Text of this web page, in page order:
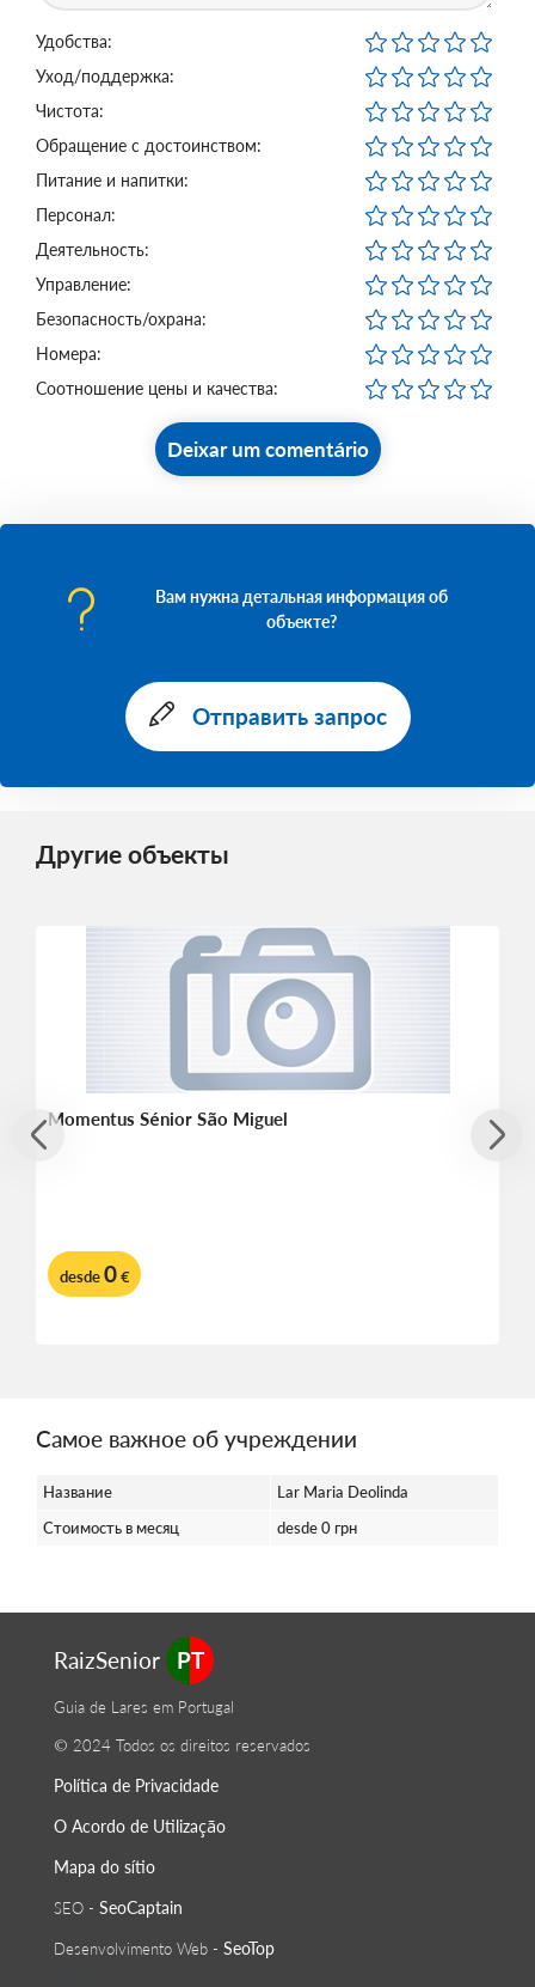
Удобства:
Уход/поддержка:
Чистота:
Обращение с достоинством:
Питание и напитки:
Персонал:
Деятельность:
Управление:
Безопасность/охрана:
Номера:
Соотношение цены и качества:
Deixar um comentário
Вам нужна детальная информация об
объекте?
Отправить запрос
Другие объекты
Momentus Sénior São Miguel
desde0€
Самое важное об учреждении
Название
Lar Maria Deolinda
Стоимость в месяц
desde 0 грн
RaizSenior PT
Guia de Lares em Portugal
© 2024 Todos os direitos reservados
Política de Privacidade
O Acordo de Utilização
Mapa do sítio
SEO - SeoСaptain
Desenvolvimento Web - SeoTop